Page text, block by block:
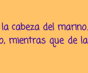
cabeza del marino.
mientras que de la